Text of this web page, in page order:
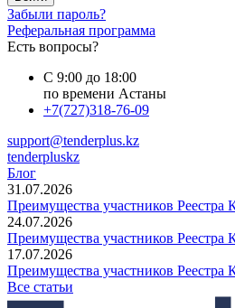
Забыли пароль?
Реферальная программа
Есть вопросы?
С 9:00 до 18:00
по времени Астаны
+7(727)318-76-09
support@tenderplus.kz
tenderpluskz
Блог
31.07.2026
Преимущества участников
24.07.2026
Преимущества участников
17.07.2026
Преимущества участников
Все статьи